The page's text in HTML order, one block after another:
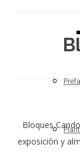
Bloques
exposición y